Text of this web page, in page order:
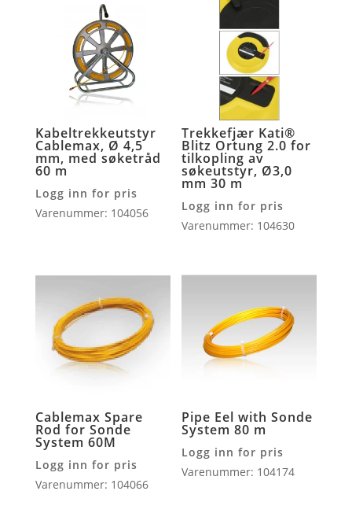
Kabeltrekkeutstyr
Cablemax, Ø 4,5
mm, med søketråd
60 m
Logg inn for pris
Varenummer: 104056
Trekkefjær Kati®
Blitz Ortung 2.0 for
tilkopling av
søkeutstyr, Ø3,0
mm 30 m
Logg inn for pris
Varenummer: 104630
Cablemax Spare
Rod for Sonde
System 60M
Logg inn for pris
Varenummer: 104066
Pipe Eel with Sonde
System 80 m
Logg inn for pris
Varenummer: 104174